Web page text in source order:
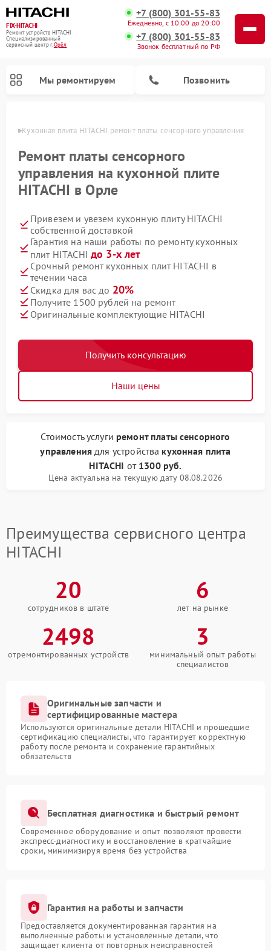
FIX-HITACHI
Ремонт устройств HITACHI
Специализированный
cервисный центр г.Орёл
+7 (800) 301-55-83
Ежедневно, с 10:00 до 20:00
+7 (800) 301-55-83
Звонок бесплатный по РФ
Мы ремонтируем Позвонить
Кухонная плита HITACHI ремонт платы сенсорного управления
Ремонт платы сенсорного
управления на кухонной плите
HITACHI в Орле
Привезем и увезем кухонную плиту HITACHI
собственной доставкой
Гарантия на наши работы по ремонту кухонных
плит HITACHI до 3-х лет
Срочный ремонт кухонных плит HITACHI в
течении часа
Скидка для вас до 20%
Получите 1500 рублей на ремонт
Оригинальные комплектующие HITACHI
Получить консультацию
Наши цены
Стоимость услуги ремонт платы сенсорного
управления для устройства кухонная плита
HITACHI от 1300 руб.
Цена актуальна на текущую дату 08.08.2026
Преимущества сервисного центра
HITACHI
20
сотрудников в штате
6
лет на рынке
2498
отремонтированных устройств
3
минимальный опыт работы
специалистов
Оригинальные запчасти и
сертифицированные мастера
Используются оригинальные детали HITACHI и прошедшие
сертификацию специалисты, что гарантирует корректную
работу после ремонта и сохранение гарантийных
обязательств
Бесплатная диагностика и быстрый ремонт
Современное оборудование и опыт позволяют провести
экспресс-диагностику и восстановление в кратчайшие
сроки, минимизируя время без устройства
Гарантия на работы и запчасти
Предоставляется документированная гарантия на
выполненные работы и установленные детали, что
защищает клиента от повторных неисправностей